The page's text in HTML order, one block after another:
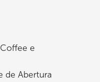
e
de Abertura